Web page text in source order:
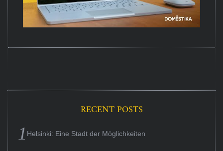
RECENT POSTS
Helsinki: Eine Stadt der Möglichkeiten